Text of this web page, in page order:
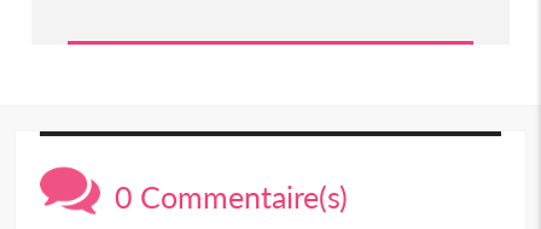
0 Commentaire(s)